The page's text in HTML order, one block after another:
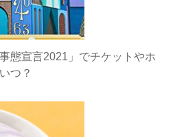
態宣言2021」でチケットやホ
つ？